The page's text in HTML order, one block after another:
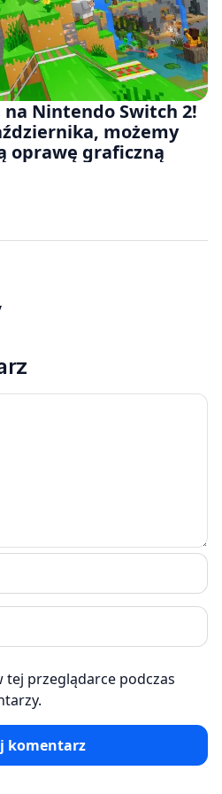
Nintendo Switch 2!
możemy
oprawę graficzną
tej przeglądarce podczas
komentarz